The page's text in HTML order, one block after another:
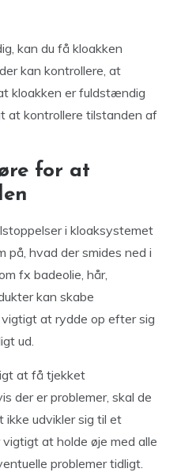
kan du få kloakken
kan kontrollere, at
kloakken er fuldstændig
at kontrollere tilstanden af
for at
i kloaksystemet
hvad der smides ned i
fx badeolie, hår,
kan skabe
at rydde op efter sig
ud.
at få tjekket
der er problemer, skal de
ikke udvikler sig til et
at holde øje med alle
problemer tidligt.